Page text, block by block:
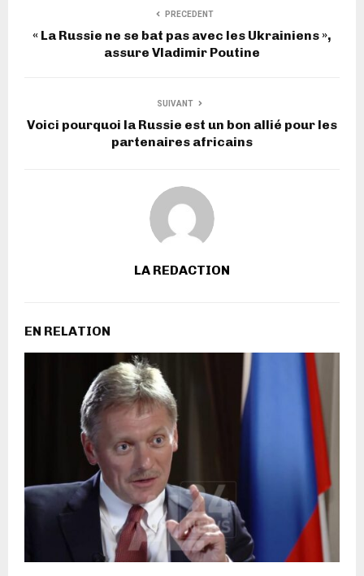
PRECEDENT
« La Russie ne se bat pas avec les Ukrainiens »,
assure Vladimir Poutine
SUIVANT
Voici pourquoi la Russie est un bon allié pour les
partenaires africains
LA REDACTION
EN RELATION